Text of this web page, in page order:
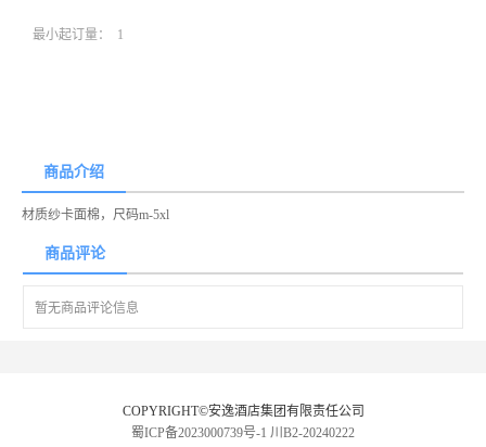
最小起订量： 1
商品介绍
材质纱卡面棉，尺码m-5xl
商品评论
暂无商品评论信息
COPYRIGHT©安逸酒店集团有限责任公司
蜀ICP备2023000739号-1 川B2-20240222